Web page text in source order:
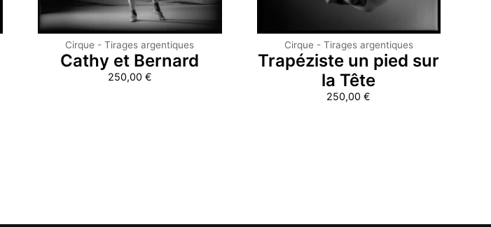
Cirque - Tirages argentiques
Cathy et Bernard
250,00 €
Cirque - Tirages argentiques
Trapéziste un pied sur
la Tête
250,00€